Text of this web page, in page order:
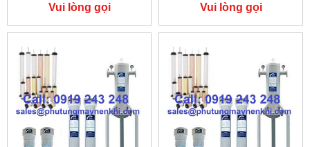
Vui lòng gọi Vui lòng gọi